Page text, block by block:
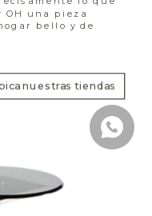
nuestras tiendas
OH una pieza
bello y de